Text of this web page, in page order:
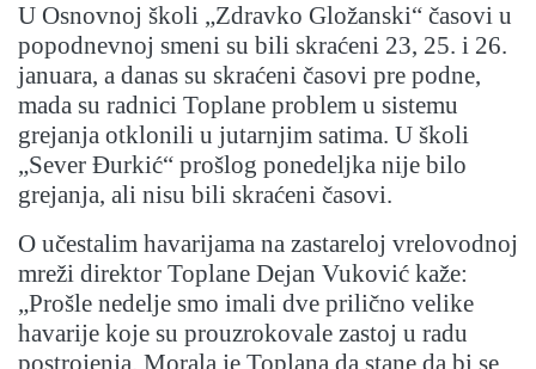
U Osnovnoj školi „Zdravko Gložanski“ časovi u
popodnevnoj smeni su bili skraćeni 23, 25. i 26.
januara, a danas su skraćeni časovi pre podne,
mada su radnici Toplane problem u sistemu
grejanja otklonili u jutarnjim satima. U školi
„Sever Đurkić“ prošlog ponedeljka nije bilo
grejanja, ali nisu bili skraćeni časovi.
O učestalim havarijama na zastareloj vrelovodnoj
mreži direktor Toplane Dejan Vuković kaže:
„Prošle nedelje smo imali dve prilično velike
havarije koje su prouzrokovale zastoj u radu